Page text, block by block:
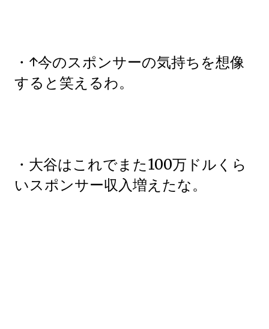
・↑今のスポンサーの気持ちを想像
すると笑えるわ。
・大谷はこれでまた100万ドルくら
いスポンサー収入増えたな。